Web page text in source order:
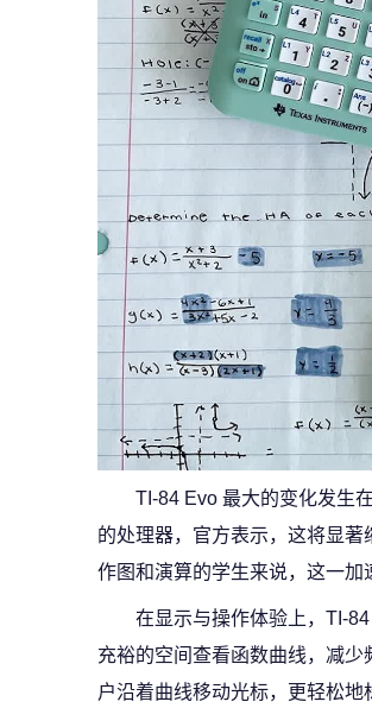
TI‑84 Evo 最大的变化发生
的处理器，官方表示，这将显
作图和演算的学生来说，这一
在显示与操作体验上，
充裕的空间查看函数曲线，减
户沿着曲线移动光标，更轻松